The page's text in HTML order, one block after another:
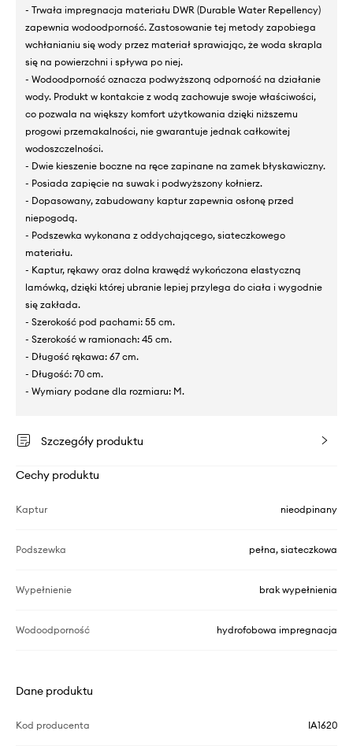
- Trwała impregnacja materiału DWR (Durable Water Repellency)
zapewnia wodoodporność. Zastosowanie tej metody zapobiega
wchłanianiu się wody przez materiał sprawiając, że woda skrapla
się na powierzchni i spływa po niej.
- Wodoodporność oznacza podwyższoną odporność na działanie
wody. Produkt w kontakcie z wodą zachowuje swoje właściwości,
co pozwala na większy komfort użytkowania dzięki niższemu
progowi przemakalności, nie gwarantuje jednak całkowitej
wodoszczelności.
- Dwie kieszenie boczne na ręce zapinane na zamek błyskawiczny.
- Posiada zapięcie na suwak i podwyższony kołnierz.
- Dopasowany, zabudowany kaptur zapewnia osłonę przed
niepogodą.
- Podszewka wykonana z oddychającego, siateczkowego
materiału.
- Kaptur, rękawy oraz dolna krawędź wykończona elastyczną
lamówką, dzięki której ubranie lepiej przylega do ciała i wygodnie
się zakłada.
- Szerokość pod pachami: 55 cm.
- Szerokość w ramionach: 45 cm.
- Długość rękawa: 67 cm.
- Długość: 70 cm.
- Wymiary podane dla rozmiaru: M.
Szczegóły produktu
Cechy produktu
Kaptur nieodpinany
Podszewka pełna, siateczkowa
Wypełnienie brak wypełnienia
Wodoodporność hydrofobowa impregnacja
Dane produktu
Kod producenta IA1620